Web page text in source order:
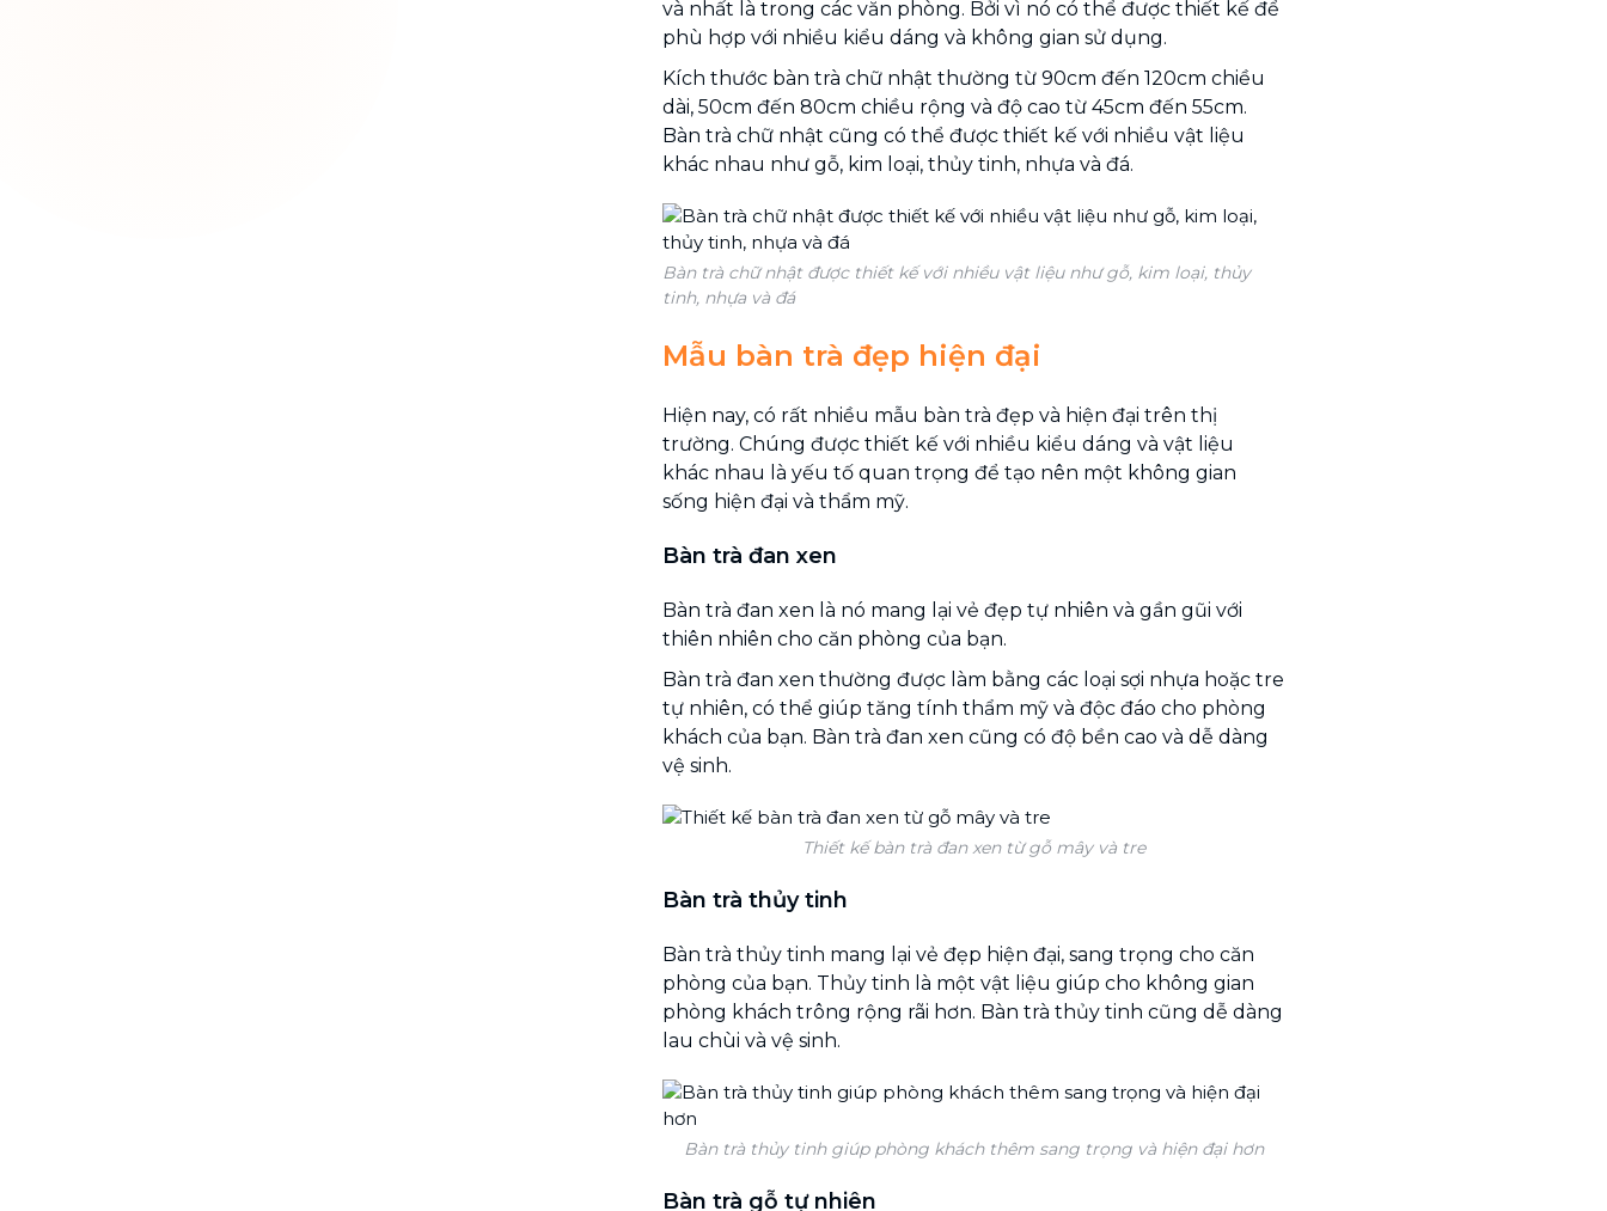
và nhất là trong các văn phòng. Bởi vì nó có thể được thiết kế để
phù hợp với nhiều kiểu dáng và không gian sử dụng.
Kích thước bàn trà chữ nhật thường từ 90cm đến 120cm chiều
dài, 50cm đến 80cm chiều rộng và độ cao từ 45cm đến 55cm.
Bàn trà chữ nhật cũng có thể được thiết kế với nhiều vật liệu
khác nhau như gỗ, kim loại, thủy tinh, nhựa và đá.
Bàn trà chữ nhật được thiết kế với nhiều vật liệu như gỗ, kim loại, thủy
tinh, nhựa và đá
Mẫu bàn trà đẹp hiện đại
Hiện nay, có rất nhiều mẫu bàn trà đẹp và hiện đại trên thị
trường. Chúng được thiết kế với nhiều kiểu dáng và vật liệu
khác nhau là yếu tố quan trọng để tạo nên một không gian
sống hiện đại và thẩm mỹ.
Bàn trà đan xen
Bàn trà đan xen là nó mang lại vẻ đẹp tự nhiên và gần gũi với
thiên nhiên cho căn phòng của bạn.
Bàn trà đan xen thường được làm bằng các loại sợi nhựa hoặc tre
tự nhiên, có thể giúp tăng tính thẩm mỹ và độc đáo cho phòng
khách của bạn. Bàn trà đan xen cũng có độ bền cao và dễ dàng
vệ sinh.
Thiết kế bàn trà đan xen từ gỗ mây và tre
Bàn trà thủy tinh
Bàn trà thủy tinh mang lại vẻ đẹp hiện đại, sang trọng cho căn
phòng của bạn. Thủy tinh là một vật liệu giúp cho không gian
phòng khách trông rộng rãi hơn. Bàn trà thủy tinh cũng dễ dàng
lau chùi và vệ sinh.
Bàn trà thủy tinh giúp phòng khách thêm sang trọng và hiện đại hơn
Bàn trà gỗ tự nhiên